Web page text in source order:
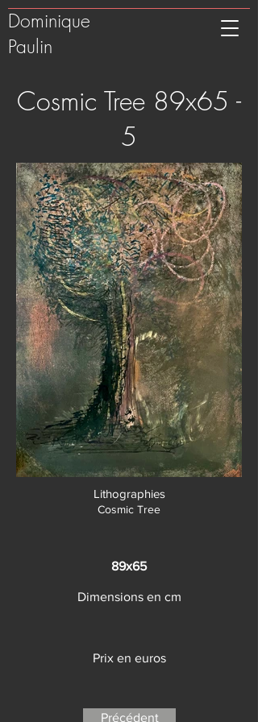
Dominique
Paulin
Cosmic Tree 89x65 -
5
Lithographies
Cosmic Tree
89x65
Dimensions en cm
Prix en euros
Précédent